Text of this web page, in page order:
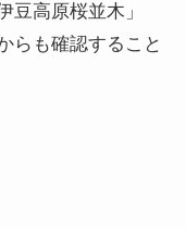
豆高原桜並木」
らも確認すること